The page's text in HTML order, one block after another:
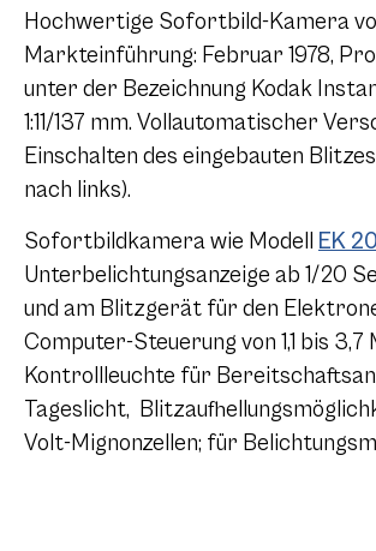
Hochwertige Sofortbild-Kamera
Markteinführung: Februar 1978,
unter der Bezeichnung Kodak
1:11/137 mm. Vollautomatischer
Einschalten des eingebauten
nach links).
Sofortbildkamera wie Modell EK
Unterbelichtungsanzeige ab 1/20
und am Blitzgerät für den
Computer-Steuerung von 1,1 bis
Kontrollleuchte für
Tageslicht,
Volt-Mignonzellen; für